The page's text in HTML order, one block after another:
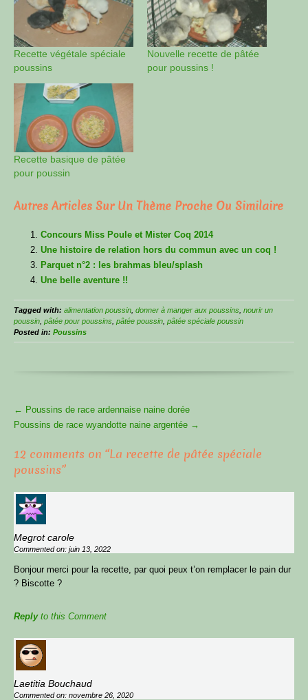
Recette végétale spéciale
poussins
Nouvelle recette de pâtée
pour poussins !
Recette basique de pâtée
pour poussin
Autres Articles Sur Un Thème Proche Ou Similaire
Concours Miss Poule et Mister Coq 2014
Une histoire de relation hors du commun avec un coq !
Parquet n°2 : les brahmas bleu/splash
Une belle aventure !!
Tagged with: alimentation poussin donner à manger aux poussins nourir un
poussin pâtée pour poussins pâtée poussin pâtée spéciale poussin
Posted in: Poussins
More
Articles
← Poussins de race ardennaise naine dorée
Poussins de race wyandotte naine argentée →
12 comments on “La recette de pâtée spéciale
poussins”
Megrot carole
Commented on: juin 13, 2022
Bonjour merci pour la recette, par quoi peux t’on remplacer le pain dur
? Biscotte ?
Replyto this Comment
Laetitia Bouchaud
Commented on: novembre 26, 2020
Bonjour et bienvenue
sur le Blog OPP !
Reçois gratuitement mon guide
« 3 astuces simples pour avoir des
poules en pleine santé & optimiser
ton poulailler »
numérique « 3 astuces simples pour avoir des
poules en pleine santé & optimiser ton poulailler »,
et découvre :
Commentaméliorer la santé